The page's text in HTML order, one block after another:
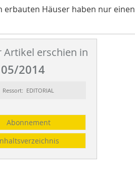
erbauten Häuser haben nur einen
Artikel erschien in
2014
Ressort: EDITORIAL
Abonnement